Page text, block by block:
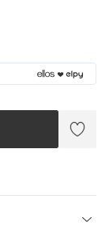
Legg